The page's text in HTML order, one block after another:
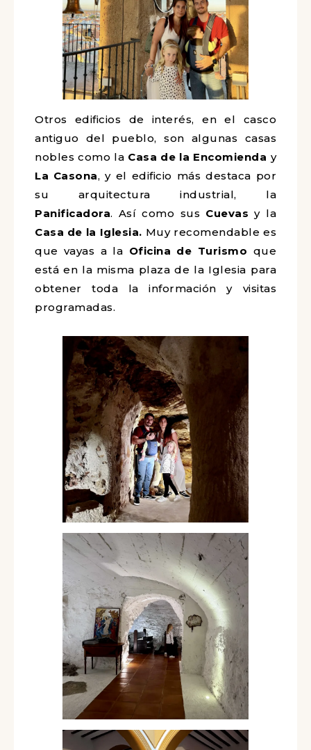
Otros edificios de interés, en el casco
antiguo del pueblo, son algunas casas
nobles como la Casa de la Encomienda y
La Casona, y el edificio más destaca por
su arquitectura industrial, la
Panificadora. Así como sus Cuevas y la
Casa de la Iglesia. Muy recomendable es
que vayas a la Oficina de Turismo que
está en la misma plaza de la Iglesia para
obtener toda la información y visitas
programadas.